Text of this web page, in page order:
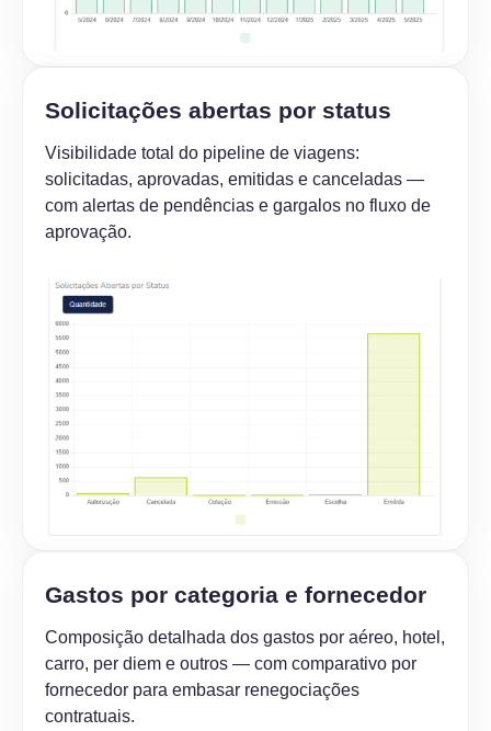
Solicitações abertas por status
Visibilidade total do pipeline de viagens:
solicitadas, aprovadas, emitidas e canceladas —
com alertas de pendências e gargalos no fluxo de
aprovação.
Gastos por categoria e fornecedor
Composição detalhada dos gastos por aéreo, hotel,
carro, per diem e outros — com comparativo por
fornecedor para embasar renegociações
contratuais.